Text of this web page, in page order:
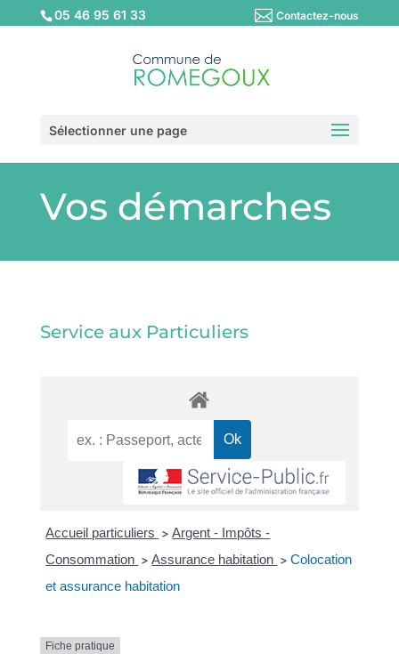
05 46 95 61 33 Contactez-nous
Sélectionner une page
Vos démarches
Service aux Particuliers
Accueil particuliers > Argent - Impôts -
Consommation > Assurance habitation > Colocation
et assurance habitation
Fiche pratique